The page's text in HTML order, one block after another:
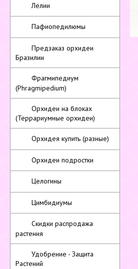
Лелии
Пафиопедилюмы
Предзаказ орхидеи
Бразилии
Фрагмипедиум
(Phragmipedium)
Орхидеи на блоках
(Террариумные орхидеи)
Орхидея купить (разные)
Орхидеи подростки
Целогины
Цимбидиумы
Скидки распродажа
растения
Удобрение - Защита
Растений